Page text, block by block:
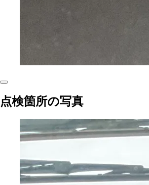
点検箇所の写真